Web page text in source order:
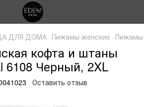
ДЛЯ ДОМА Пижамы женские Пижамы
кофта и штаны
6108 Черный, 2XL
Оставить отзыв